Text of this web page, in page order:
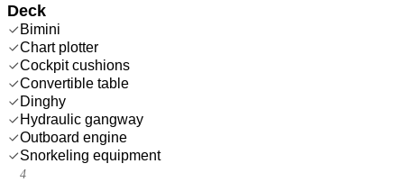
Deck
Bimini
Chart plotter
Cockpit cushions
Convertible table
Dinghy
Hydraulic gangway
Outboard engine
Snorkeling equipment
4